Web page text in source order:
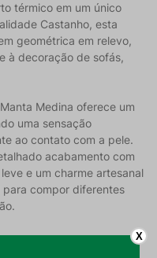
térmico em um único
Castanho, esta
geométrica em relevo,
à decoração de sofás,
Medina oferece um
uma sensação
ao contato com a pele.
acabamento com
e um charme artesanal
compor diferentes
X